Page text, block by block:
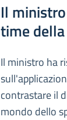
Il
time
Il ministro ha
contrastare il
mondo dello